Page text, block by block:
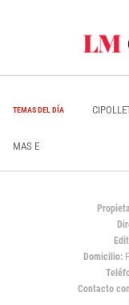
TEMAS DEL DÍA
MAS E
Domicilio:
Contacto